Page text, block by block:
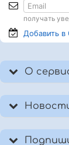
получать
Добавить в
О